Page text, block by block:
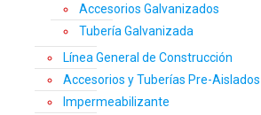
Accesorios Galvanizados
Tubería Galvanizada
Línea General de Construcción
Accesorios y Tuberías Pre-Aislados
Impermeabilizante